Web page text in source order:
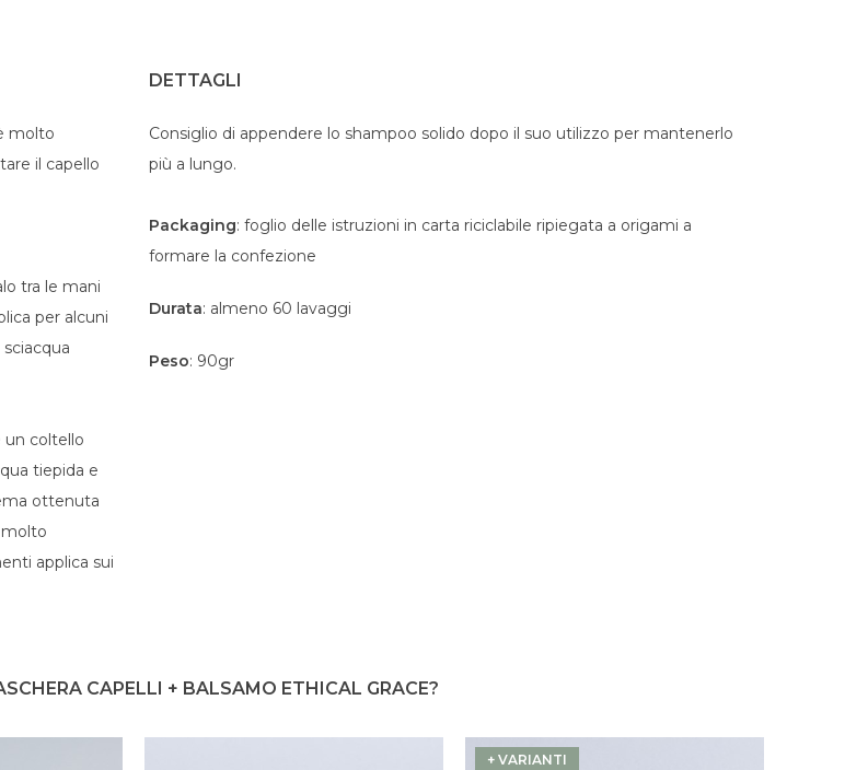
molto
il capello
tra le mani
per alcuni
un coltello
tiepida e
ottenuta
molto
applica sui
DETTAGLI
Consiglio di appendere lo shampoo solido dopo il suo utilizzo per mantenerlo
più a lungo.
Packaging: foglio delle istruzioni in carta riciclabile ripiegata a origami a
formare la confezione
Durata: almeno 60 lavaggi
Peso: 90gr
CAPELLI + BALSAMO ETHICAL GRACE?
+ VARIANTI